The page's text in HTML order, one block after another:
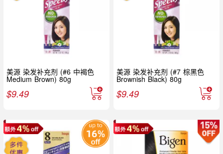
美源 染发补充剂 (#6 中褐色
Medium Brown) 80g
$9.49
美源 染发补充剂 (#7 棕黑色
Brownish Black) 80g
$9.49